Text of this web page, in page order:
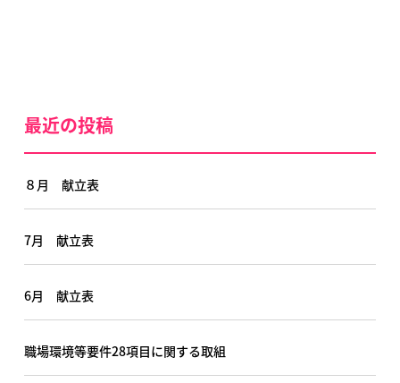
最近の投稿
８月 献立表
7月 献立表
6月 献立表
職場環境等要件28項目に関する取組